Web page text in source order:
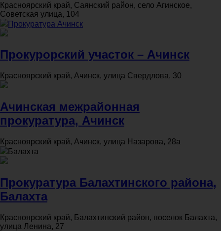
Красноярский край, Саянский район, село Агинское,
Советская улица, 104
Прокуратура Ачинск
Прокурорский участок – Ачинск
Красноярский край, Ачинск, улица Свердлова, 30
Ачинская межрайонная
прокуратура, Ачинск
Красноярский край, Ачинск, улица Назарова, 28а
Балахта
Прокуратура Балахтинского района,
Балахта
Красноярский край, Балахтинский район, поселок Балахта,
улица Ленина, 27